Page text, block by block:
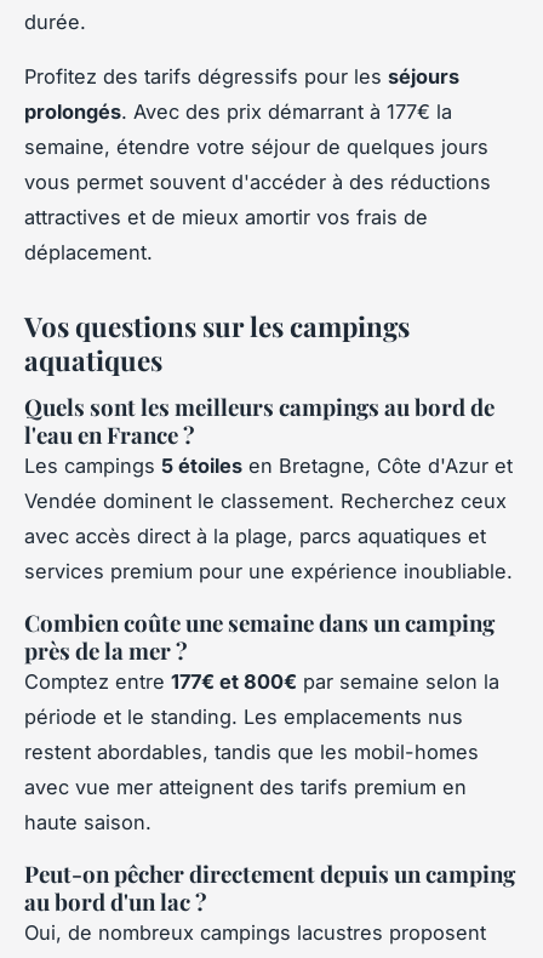
durée.
Profitez des tarifs dégressifs pour les séjours
prolongés. Avec des prix démarrant à 177€ la
semaine, étendre votre séjour de quelques jours
vous permet souvent d'accéder à des réductions
attractives et de mieux amortir vos frais de
déplacement.
Vos questions sur les campings
aquatiques
Quels sont les meilleurs campings au bord de
l'eau en France ?
Les campings 5 étoiles en Bretagne, Côte d'Azur et
Vendée dominent le classement. Recherchez ceux
avec accès direct à la plage, parcs aquatiques et
services premium pour une expérience inoubliable.
Combien coûte une semaine dans un camping
près de la mer ?
Comptez entre 177€ et 800€ par semaine selon la
période et le standing. Les emplacements nus
restent abordables, tandis que les mobil-homes
avec vue mer atteignent des tarifs premium en
haute saison.
Peut-on pêcher directement depuis un camping
au bord d'un lac ?
Oui, de nombreux campings lacustres proposent